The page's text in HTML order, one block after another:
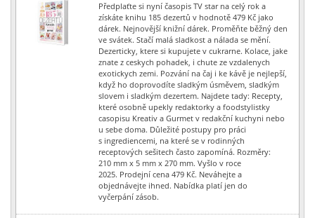
Předplaťte si nyní časopis TV star na celý rok a
získáte knihu 185 dezertů v hodnotě 479 Kč jako
dárek. Nejnovější knižní dárek. Proměňte běžný den
ve svátek. Stačí malá sladkost a nálada se mění.
Dezerticky, ktere si kupujete v cukrarne. Kolace, jake
znate z ceskych pohadek, i chute ze vzdalenych
exotickych zemi. Pozvání na čaj i ke kávě je nejlepší,
když ho doprovodíte sladkým úsměvem, sladkým
slovem i sladkým dezertem. Najdete tady: Recepty,
které osobně upekly redaktorky a foodstylistky
casopisu Kreativ a Gurmet v redakční kuchyni nebo
u sebe doma. Důležité postupy pro práci
s ingrediencemi, na které se v rodinných
receptových sešitech často zapomíná. Rozměry:
210 mm x 5 mm x 270 mm. Vyšlo v roce
2025. Prodejní cena 479 Kč. Neváhejte a
objednávejte ihned. Nabídka platí jen do
vyčerpání zásob.